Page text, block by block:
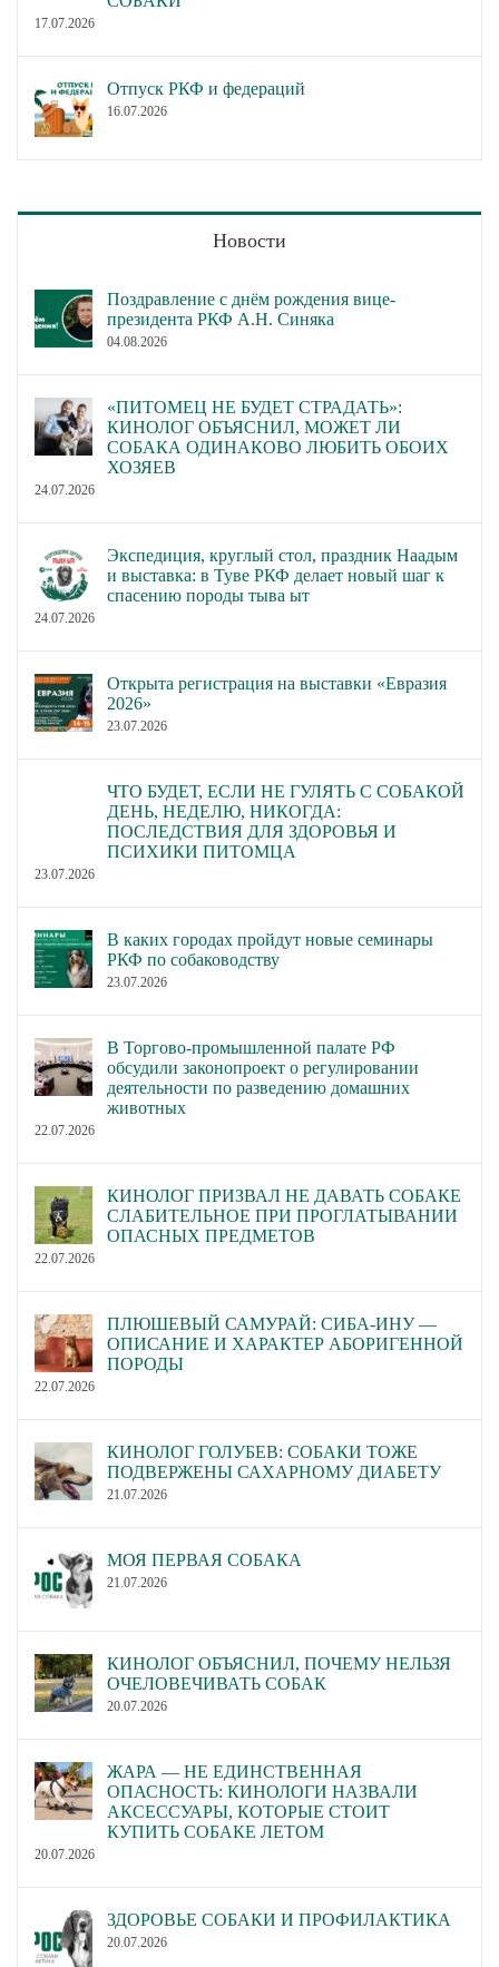
17.07.2026
Отпуск РКФ и федераций
16.07.2026
Новости
Поздравление с днём рождения вице-
президента РКФ А.Н. Синяка
04.08.2026
«ПИТОМЕЦ НЕ БУДЕТ СТРАДАТЬ»:
КИНОЛОГ ОБЪЯСНИЛ, МОЖЕТ ЛИ
СОБАКА ОДИНАКОВО ЛЮБИТЬ ОБОИХ
ХОЗЯЕВ
24.07.2026
Экспедиция, круглый стол, праздник Наадым
и выставка: в Туве РКФ делает новый шаг к
спасению породы тыва ыт
24.07.2026
Открыта регистрация на выставки «Евразия
2026»
23.07.2026
ЧТО БУДЕТ, ЕСЛИ НЕ ГУЛЯТЬ С СОБАКОЙ
ДЕНЬ, НЕДЕЛЮ, НИКОГДА:
ПОСЛЕДСТВИЯ ДЛЯ ЗДОРОВЬЯ И
ПСИХИКИ ПИТОМЦА
23.07.2026
В каких городах пройдут новые семинары
РКФ по собаководству
23.07.2026
В Торгово-промышленной палате РФ
обсудили законопроект о регулировании
деятельности по разведению домашних
животных
22.07.2026
КИНОЛОГ ПРИЗВАЛ НЕ ДАВАТЬ СОБАКЕ
СЛАБИТЕЛЬНОЕ ПРИ ПРОГЛАТЫВАНИИ
ОПАСНЫХ ПРЕДМЕТОВ
22.07.2026
ПЛЮШЕВЫЙ САМУРАЙ: СИБА-ИНУ —
ОПИСАНИЕ И ХАРАКТЕР АБОРИГЕННОЙ
ПОРОДЫ
22.07.2026
КИНОЛОГ ГОЛУБЕВ: СОБАКИ ТОЖЕ
ПОДВЕРЖЕНЫ САХАРНОМУ ДИАБЕТУ
21.07.2026
МОЯ ПЕРВАЯ СОБАКА
21.07.2026
КИНОЛОГ ОБЪЯСНИЛ, ПОЧЕМУ НЕЛЬЗЯ
ОЧЕЛОВЕЧИВАТЬ СОБАК
20.07.2026
ЖАРА — НЕ ЕДИНСТВЕННАЯ
ОПАСНОСТЬ: КИНОЛОГИ НАЗВАЛИ
АКСЕССУАРЫ, КОТОРЫЕ СТОИТ
КУПИТЬ СОБАКЕ ЛЕТОМ
20.07.2026
ЗДОРОВЬЕ СОБАКИ И ПРОФИЛАКТИКА
20.07.2026